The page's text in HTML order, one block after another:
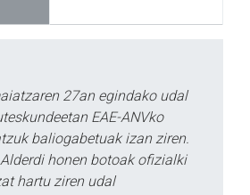
27an egindako udal
EAE-ANVko
baliogabetuak izan ziren.
Alderdi honen botoak ofizialki
hartu ziren udal